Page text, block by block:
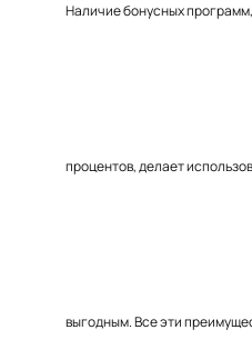
Наличие бонусных
процентов, делает
выгодным. Все эти